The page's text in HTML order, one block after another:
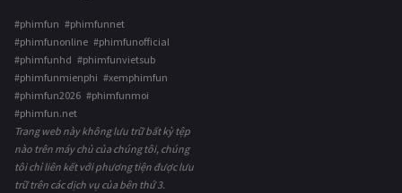
#phimfun #phimfunnet
#phimfunonline #phimfunofficial
#phimfunhd #phimfunvietsub
#phimfunmienphi #xemphimfun
#phimfun2026 #phimfunmoi
#phimfun.net
Trang web này không lưu trữ bất kỳ tệp
nào trên máy chủ của chúng tôi, chúng
tôi chỉ liên kết với phương tiện được lưu
trữ trên các dịch vụ của bên thứ 3.